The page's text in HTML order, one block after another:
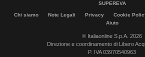
SUPEREVA
Chi siamo Note Legali Privacy Cookie
Aiuto
© Italiaonline S.p.A. 2026
Direzione e coordinamento di Libero
P. IVA 03970540963